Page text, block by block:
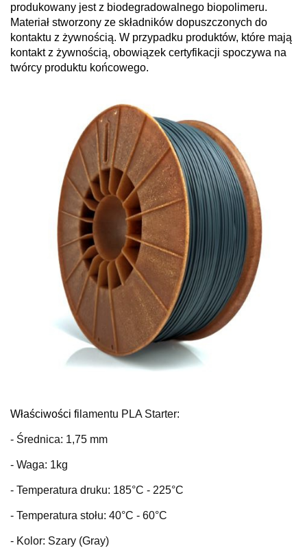
produkowany jest z biodegradowalnego biopolimeru.
Materiał stworzony ze składników dopuszczonych do
kontaktu z żywnością. W przypadku produktów, które mają
kontakt z żywnością, obowiązek certyfikacji spoczywa na
twórcy produktu końcowego.
Właściwości fi lamentu PLA Starter:
- Średnica: 1,75 mm
- Waga: 1kg
- Temperatura druku: 185°C - 225°C
- Temperatura stołu: 40°C - 60°C
- Kolor: Szary (Gray)